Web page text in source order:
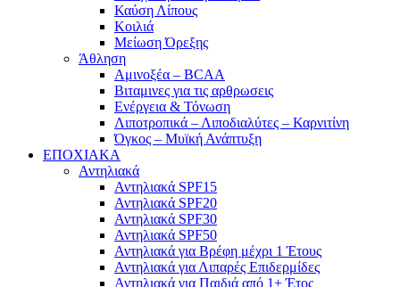
Καύση Λίπους
Κοιλιά
Μείωση Όρεξης
Άθληση
Αμινοξέα – BCAA
Βιταμινες για τις αρθρωσεις
Ενέργεια & Τόνωση
Λιποτροπικά – Λιποδιαλύτες – Καρνιτίνη
Όγκος – Μυϊκή Ανάπτυξη
ΕΠΟΧΙΑΚΑ
Αντηλιακά
Αντηλιακά SPF15
Αντηλιακά SPF20
Αντηλιακά SPF30
Αντηλιακά SPF50
Αντηλιακά για Βρέφη μέχρι 1 Έτους
Αντηλιακά για Λιπαρές Επιδερμίδες
Αντηλιακά για Παιδιά από 1+ Έτος